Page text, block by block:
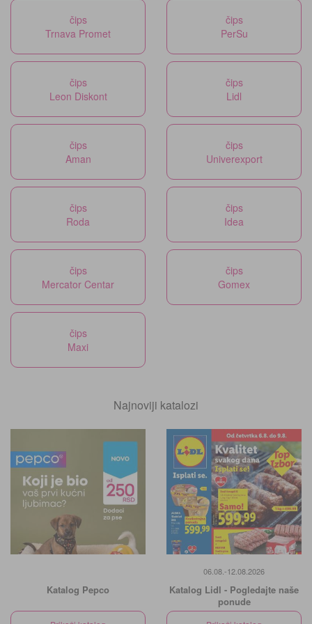
čips
Trnava Promet
čips
PerSu
čips
Leon Diskont
čips
Lidl
čips
Aman
čips
Univerexport
čips
Roda
čips
Idea
čips
Mercator Centar
čips
Gomex
čips
Maxi
Najnoviji katalozi
Katalog Pepco
06.08.-12.08.2026
Katalog Lidl - Pogledajte naše
ponude